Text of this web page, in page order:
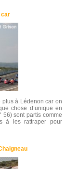
car
plus à Lédenon car on
chose d’unique en
56) sont partis comme
à les rattraper pour